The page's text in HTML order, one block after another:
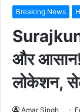
Breaking News
और आसान!
लोकेशन,
Amar Singh